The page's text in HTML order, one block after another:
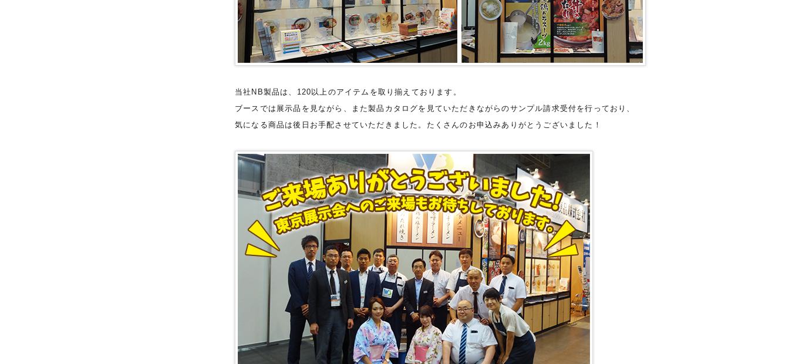
当社NB製品は、120以上のアイテムを取り揃えております。
ブースでは展示品を見ながら、また製品カタログを見ていただきながらのサンプル請求受付を行っており、
気になる商品は後日お手配させていただきました。たくさんのお申込みありがとうございました！